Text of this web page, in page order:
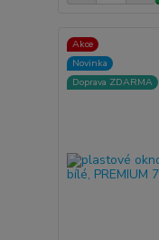
Akce
Novinka
Doprava ZDARMA